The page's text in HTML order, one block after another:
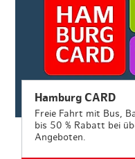
Hamburg CARD
Freie Fahrt mit Bus,
bis 50 % Rabatt bei
Angeboten.